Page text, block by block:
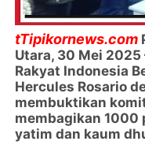
tTipikornews.com
Utara, 30 Mei 2025
Rakyat Indonesia
Hercules Rosario
membuktikan
membagikan 1000
yatim dan kaum